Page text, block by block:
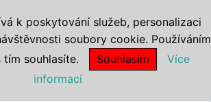
k poskytování služeb, personalizaci
soubory cookie. Používáním
souhlasíte.
Souhlasím
Více
informací